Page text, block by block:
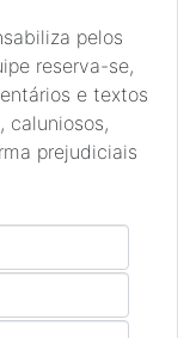
pelos
reserva-se,
e textos
caluniosos,
prejudiciais